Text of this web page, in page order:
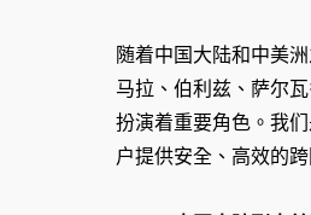
随着中国大陆和中美
马拉、伯利兹、萨尔
扮演着重要角色。我
户提供安全、高效的